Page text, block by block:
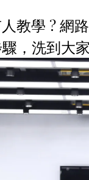
教學 ? 網
，洗到大